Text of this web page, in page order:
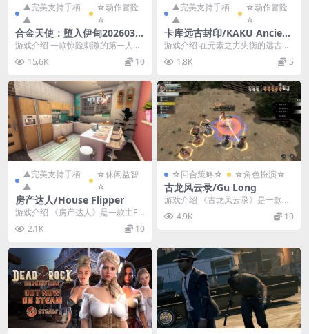
▲完美支持手柄
▲
☆动作冒险
☆
合金天使：堕入伊甸2026031
9/METAL EDEN Ver2026031
游戏介绍 一款惊险刺激的第一人称
科幻射击游戏。HYPER UNIT ASKA
被派...15.6K 10
▲完美支持手柄
▲
☆动作冒险
☆
卡库远古封印/KAKU Ancient
Seal
游戏介绍 在元素之力失衡的远古大
陆上，玩家将扮演卡库与小猪皮叽
一起踏上奇幻的冒险...
1.8K 5
▲完美支持手柄
▲
☆休闲益智
☆
房产达人/House Flipper
游戏介绍 《房产达人》是一款由E
mpyrean,Red Dot Games制作、...
2.1K 10
☆回合策略☆ ☆角色扮演☆
古龙风云录/Gu Long
游戏介绍 《古龙风云录》是一款大
型武侠RPG，拥有古龙作品授权，
还原古龙笔下武侠...
4.9K 10